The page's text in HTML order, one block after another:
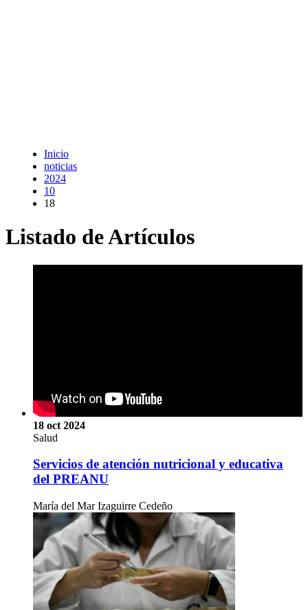
Inicio
noticias
2024
10
18
Listado de Artículos
18 oct 2024
Salud
Servicios de atención nutricional y educativa
del PREANU
María del Mar Izaguirre Cedeño